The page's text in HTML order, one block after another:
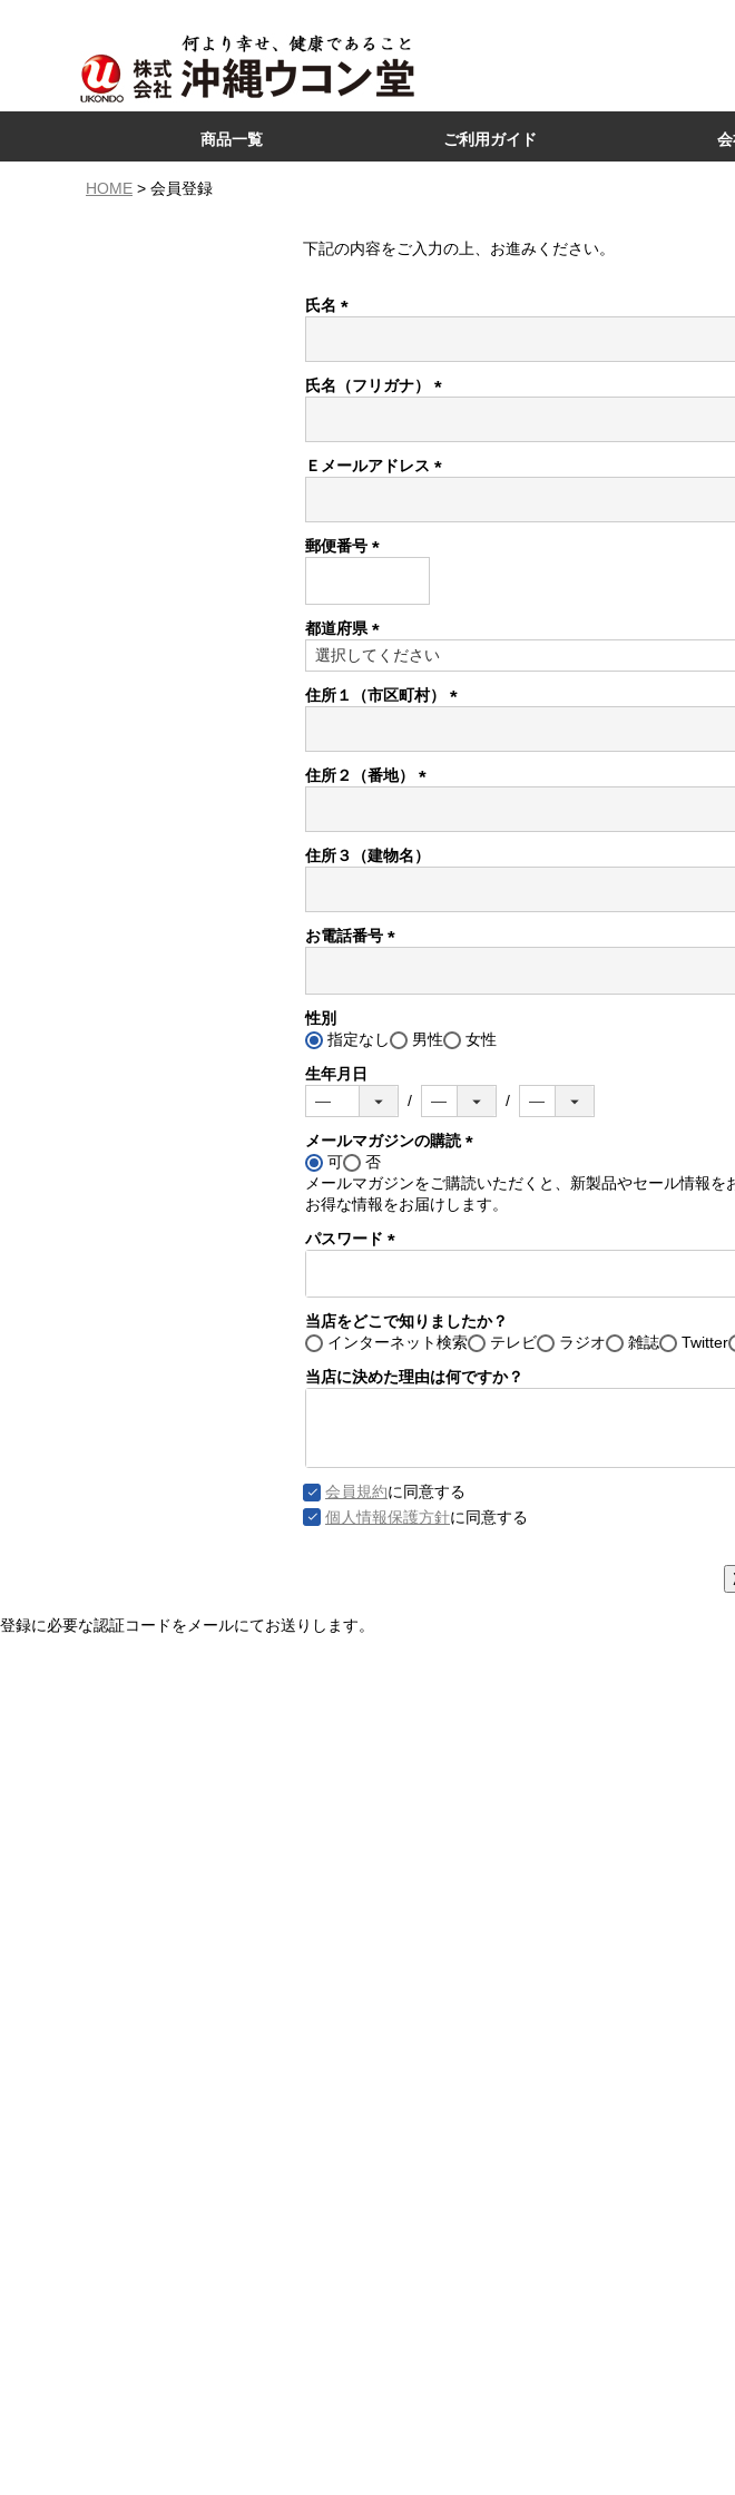
商品一覧
ウコン
コラーゲン
ハブ
モリンガ
沖縄産フルーツ
沖縄食品
ご利用ガイド
HOME 会員登録
下記の内容をご入力の上、お進みください。
氏名
氏名（フリガナ）
Ｅメールアドレス
郵便番号
都道府県
(必
須)
住所１（市区町村）
住所２（番地）
住所３（建物名）
お電話番号
性別
指定なし
男性
女性
生年月日
メールマガジンの購読
須)
可
否
メールマガジンをご購読いただくと、新製品やセール情報
お得な情報をお届けします。
パスワード
当店をどこで知りましたか？
インターネット検索
テレビ ラジオ 雑誌 Twitter
当店に決めた理由は何ですか？
会員規約に同意する
個人情報保護方針に同意する
登録に必要な認証コードをメールにてお送りします。